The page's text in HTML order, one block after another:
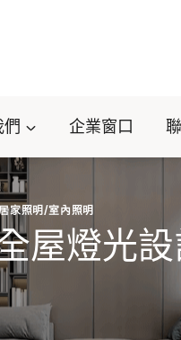
們 企業窗口
家照明/室內照明
屋燈光